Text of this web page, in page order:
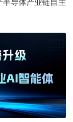
导体产业链自主